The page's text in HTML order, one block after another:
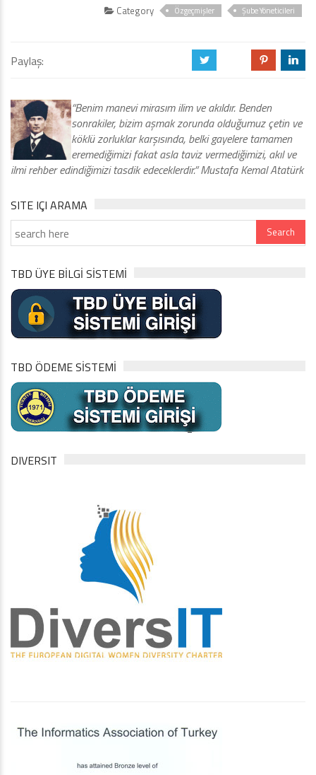
Category Özgeçmişler Şube Yöneticileri
Paylaş: a d j
“Benim manevi mirasım ilim ve akıldır. Benden
sonrakiler, bizim aşmak zorunda olduğumuz çetin ve
köklü zorluklar karşısında, belki gayelere tamamen
eremediğimizi fakat asla taviz vermediğimizi, akıl ve
ilmi rehber edindiğimizi tasdik edeceklerdir.” Mustafa Kemal Atatürk
SITE IÇI ARAMA
TBD ÜYE BİLGİ SİSTEMİ
TBD ÖDEME SİSTEMİ
DIVERSIT